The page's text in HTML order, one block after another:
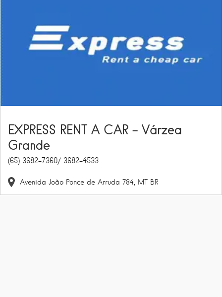
EXPRESS RENT A CAR – Várzea
Grande
(65) 3682-7360/ 3682-4533
Avenida João Ponce de Arruda 784 MT BR